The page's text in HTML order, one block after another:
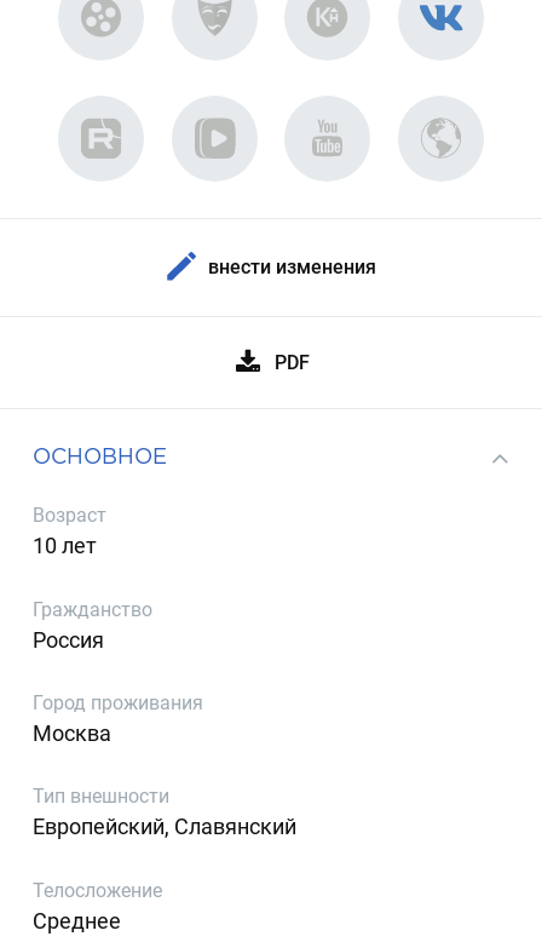
внести изменения
PDF
ОСНОВНОЕ
Возраст
10 лет
Гражданство
Россия
Город проживания
Москва
Тип внешности
Европейский, Славянский
Телосложение
Среднее